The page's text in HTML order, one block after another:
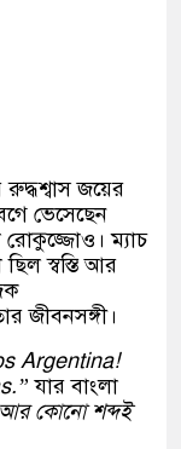
জয়ের
ভেসেছেন
রোকুজ্জোও। ম্যাচ
স্বস্তি আর
জীবনসঙ্গী।
Argentina!
যার বাংলা
আর কোনো শব্দই